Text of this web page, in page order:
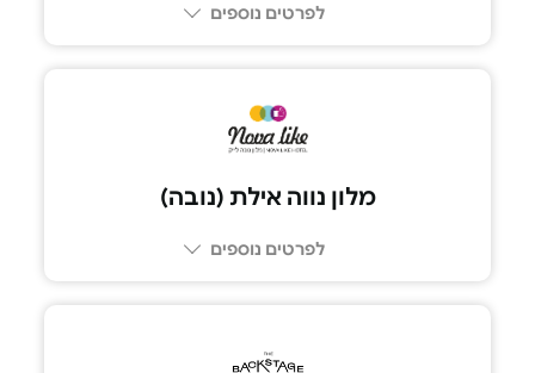
לפרטים נוספים
מלון נווה אילת (נובה)
לפרטים נוספים